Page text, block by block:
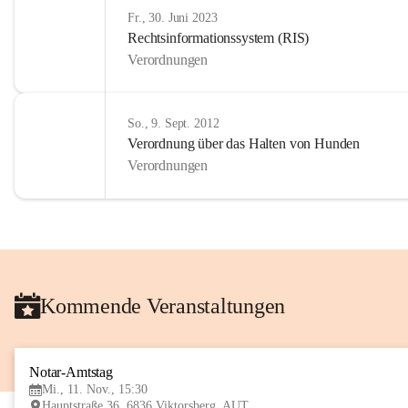
Fr., 30. Juni 2023
Rechtsinformationssystem (RIS)
Verordnungen
So., 9. Sept. 2012
Verordnung über das Halten von Hunden
Verordnungen
Kommende Veranstaltungen
Notar-Amtstag
Mi., 11. Nov., 15:30